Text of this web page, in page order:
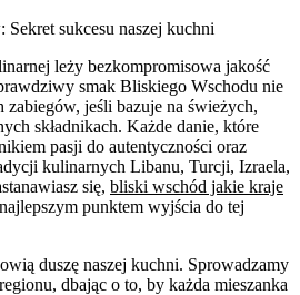
Sekret sukcesu naszej kuchni
leży bezkompromisowa jakość
smak Bliskiego Wschodu nie
jeśli bazuje na świeżych,
składnikach. Każde danie, które
pasji do autentyczności oraz
kulinarnych Libanu, Turcji, Izraela,
się, bliski wschód jakie kraje
punktem wyjścia do tej
duszę naszej kuchni. Sprowadzamy
dbając o to, by każda mieszanka